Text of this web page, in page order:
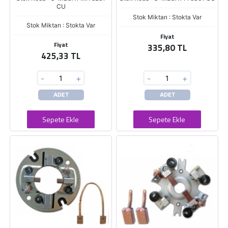
CU
Stok Miktarı : Stokta Var
Fiyat
425,33 TL
- +
ADET
Sepete Ekle
Stok Miktarı : Stokta Var
Fiyat
335,80 TL
- +
ADET
Sepete Ekle